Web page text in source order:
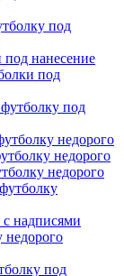
под
нанесение
под
под
недорого
недорого
недорого
надписями
под